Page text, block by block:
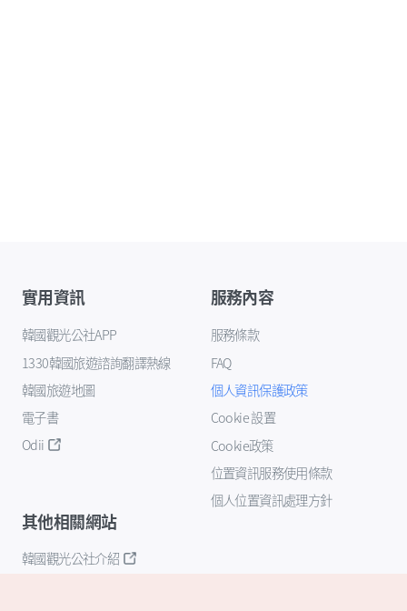
實用資訊
韓國觀光公社APP
1330韓國旅遊諮詢翻譯熱線
韓國旅遊地圖
電子書
Odii
服務內容
服務條款
FAQ
個人資訊保護政策
Cookie 設置
Cookie政策
位置資訊服務使用條款
個人位置資訊處理方針
其他相關網站
韓國觀光公社介紹